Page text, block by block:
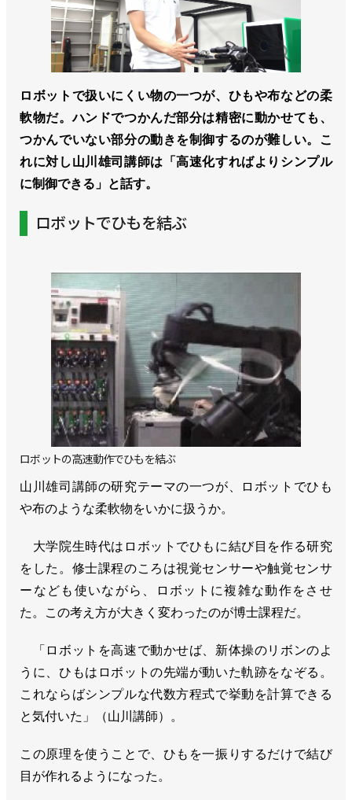
ロボットで扱いにくい物の一つが、ひもや布などの柔
軟物だ。ハンドでつかんだ部分は精密に動かせても、
つかんでいない部分の動きを制御するのが難しい。こ
れに対し山川雄司講師は「高速化すればよりシンプル
に制御できる」と話す。
ロボットでひもを結ぶ
ロボットの高速動作でひもを結ぶ
山川雄司講師の研究テーマの一つが、ロボットでひも
や布のような柔軟物をいかに扱うか。
大学院生時代はロボットでひもに結び目を作る研究
をした。修士課程のころは視覚センサーや触覚センサ
ーなども使いながら、ロボットに複雑な動作をさせ
た。この考え方が大きく変わったのが博士課程だ。
「ロボットを高速で動かせば、新体操のリボンのよ
うに、ひもはロボットの先端が動いた軌跡をなぞる。
これならばシンプルな代数方程式で挙動を計算できる
と気付いた」（山川講師）。
この原理を使うことで、ひもを一振りするだけで結び
目が作れるようになった。